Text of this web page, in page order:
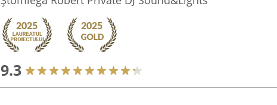
9.3